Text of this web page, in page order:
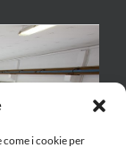
i cookie per